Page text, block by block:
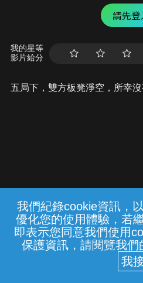
我們紀錄cookie資訊，
優化您的使用體驗，若
即表示您同意我們使用
保護資訊，請閱覽我們
請先登
我的星等
影片給分
五局下，雙方板凳淨空，所幸
常見問題 線上客服
中華電信股份有限公
(統一編號：